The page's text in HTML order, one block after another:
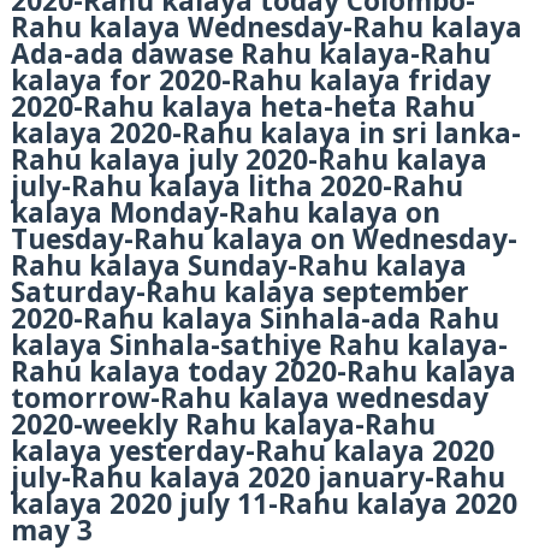
Rahu kalaya Wednesday-Rahu kalaya
Ada-ada dawase Rahu kalaya-Rahu
kalaya for 2020-Rahu kalaya friday
2020-Rahu kalaya heta-heta Rahu
kalaya 2020-Rahu kalaya in sri lanka-
Rahu kalaya july 2020-Rahu kalaya
july-Rahu kalaya litha 2020-Rahu
kalaya Monday-Rahu kalaya on
Tuesday-Rahu kalaya on Wednesday-
Rahu kalaya Sunday-Rahu kalaya
Saturday-Rahu kalaya september
2020-Rahu kalaya Sinhala-ada Rahu
kalaya Sinhala-sathiye Rahu kalaya-
Rahu kalaya today 2020-Rahu kalaya
tomorrow-Rahu kalaya wednesday
2020-weekly Rahu kalaya-Rahu
kalaya yesterday-Rahu kalaya 2020
july-Rahu kalaya 2020 january-Rahu
kalaya 2020 july 11-Rahu kalaya 2020
may 3